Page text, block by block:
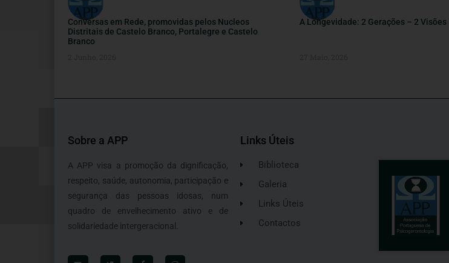
Conversas em Rede, promovidas pelos Nucleos
Distritais de Castelo Branco, Portalegre e Castelo
Branco
A Longevidade: 2 Gerações – 2 Visões
Sobre a APP
A APP visa a promoção da dignificação,
respeito, saúde, autonomia, participação e
segurança das pessoas idosas, num
quadro de envelhecimento ativo e de
solidariedade intergeracional.
Links Úteis
Biblioteca
Galeria
Links Úteis
Contactos